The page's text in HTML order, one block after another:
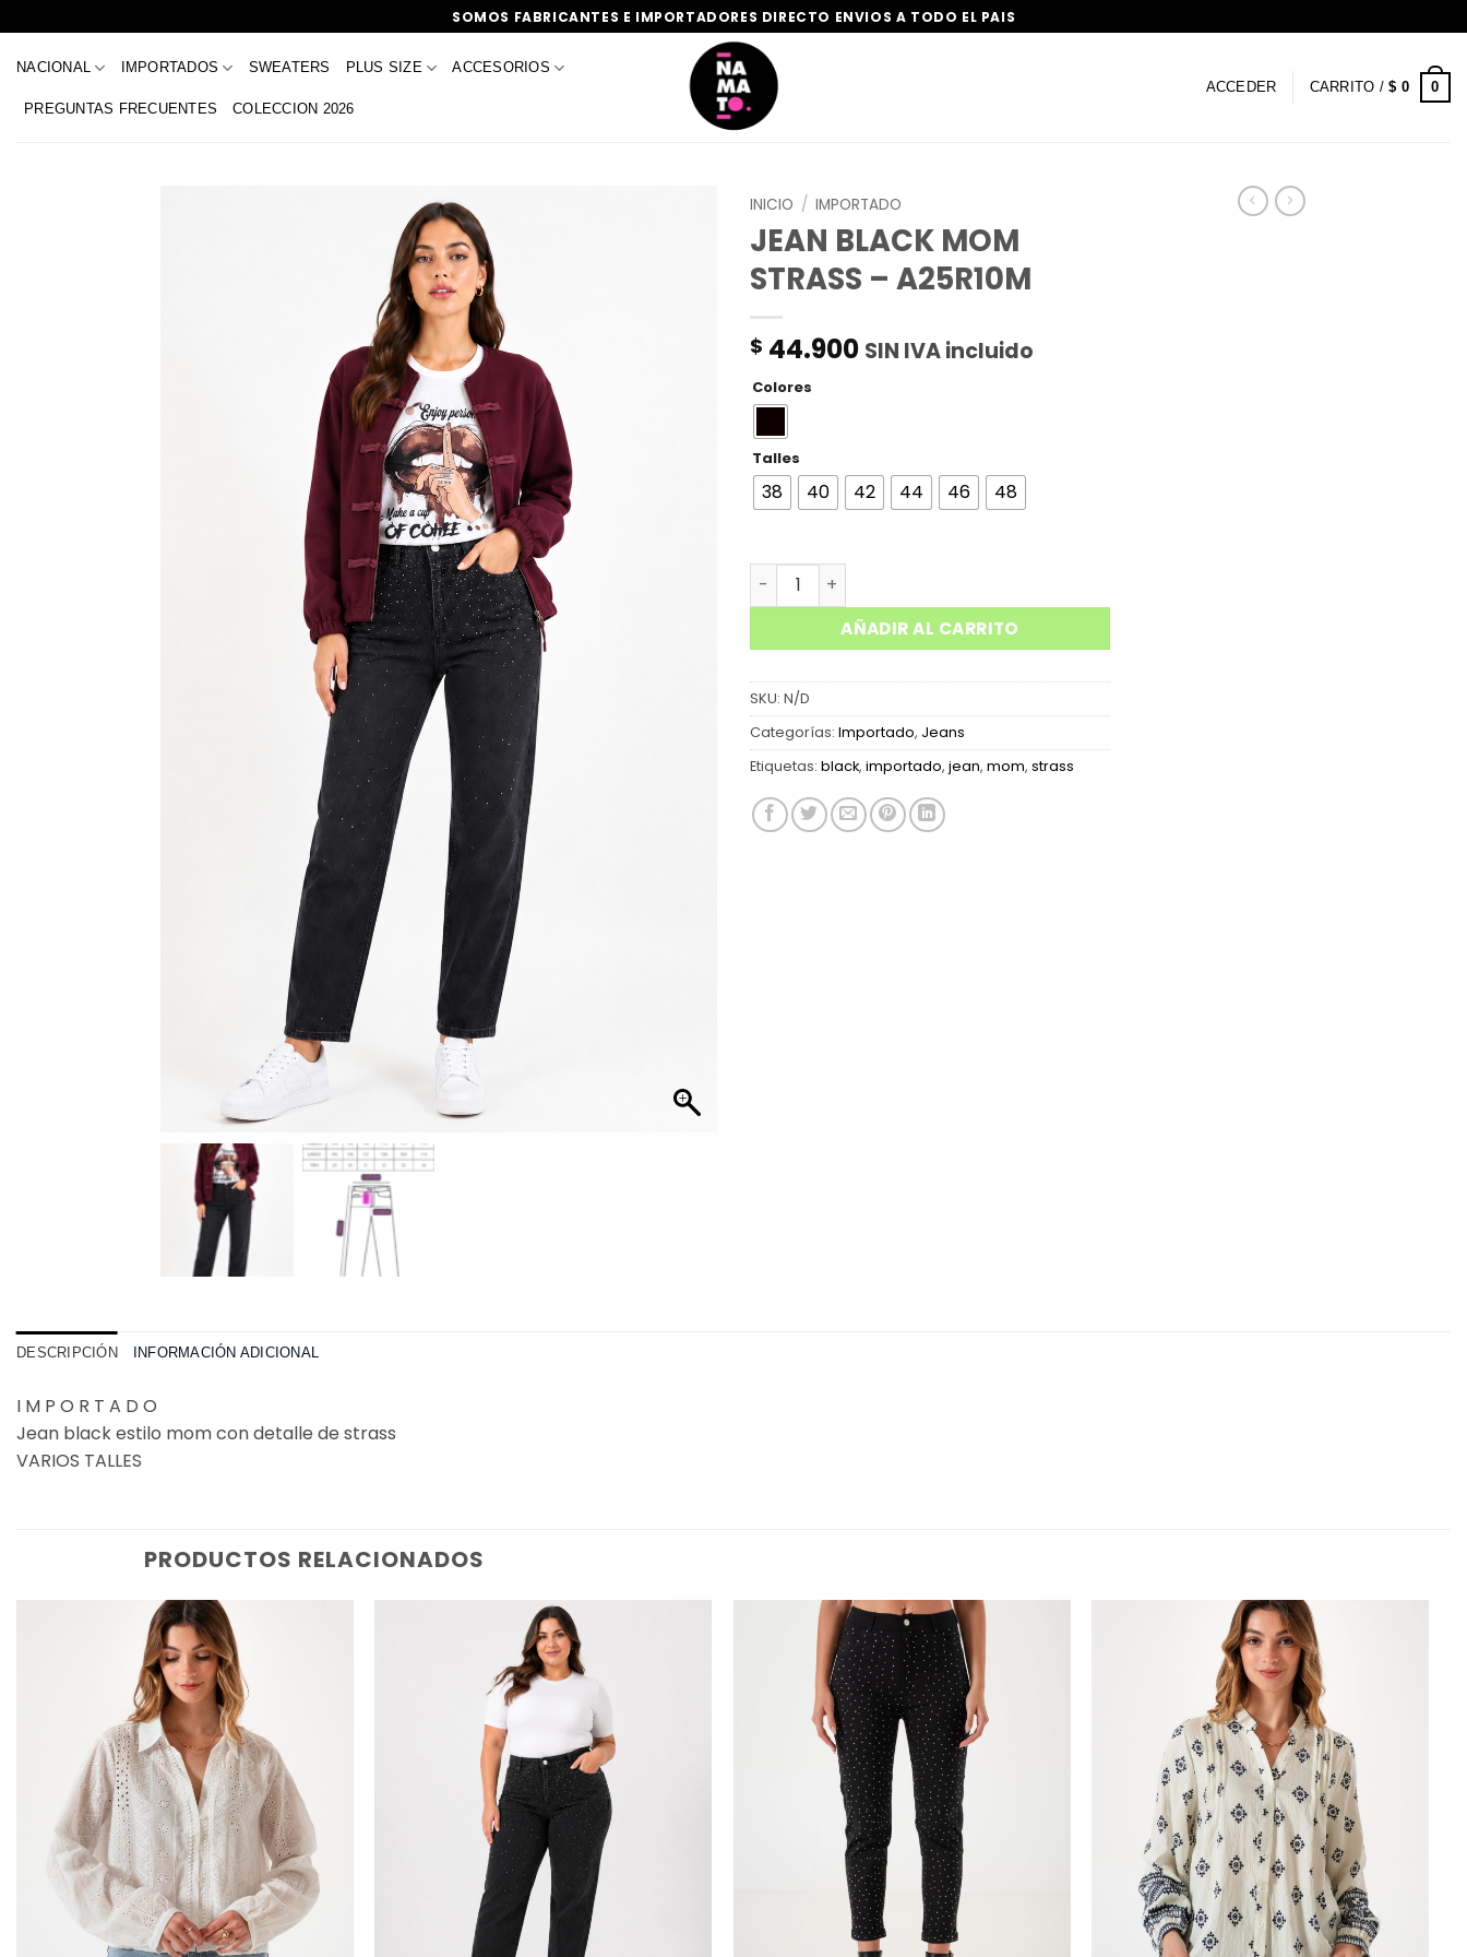
al
contenido
SOMOS FABRICANTES E IMPORTADORES DIRECTO ENVIOS A TODO EL PAIS
NACIONAL IMPORTADOS SWEATERS PLUS SIZE ACCESORIOS
PREGUNTAS FRECUENTES COLECCION 2026
ACCEDER CARRITO /$ 0 0
INICIO / IMPORTADO
JEAN BLACK MOM
STRASS – A25R10M
$ 44.900 SIN IVA incluido
Colores
Talles
38 40 42 44 46 48
JEAN BLACK MOM STRASS - A25R10M cantidad
AÑADIR AL CARRITO
SKU: N/D
Categorías: Importado, Jeans
Etiquetas: black, importado, jean, mom, strass
DESCRIPCIÓN INFORMACIÓN ADICIONAL
I M P O R T A D O
Jean black estilo mom con detalle de strass
VARIOS TALLES
PRODUCTOS RELACIONADOS